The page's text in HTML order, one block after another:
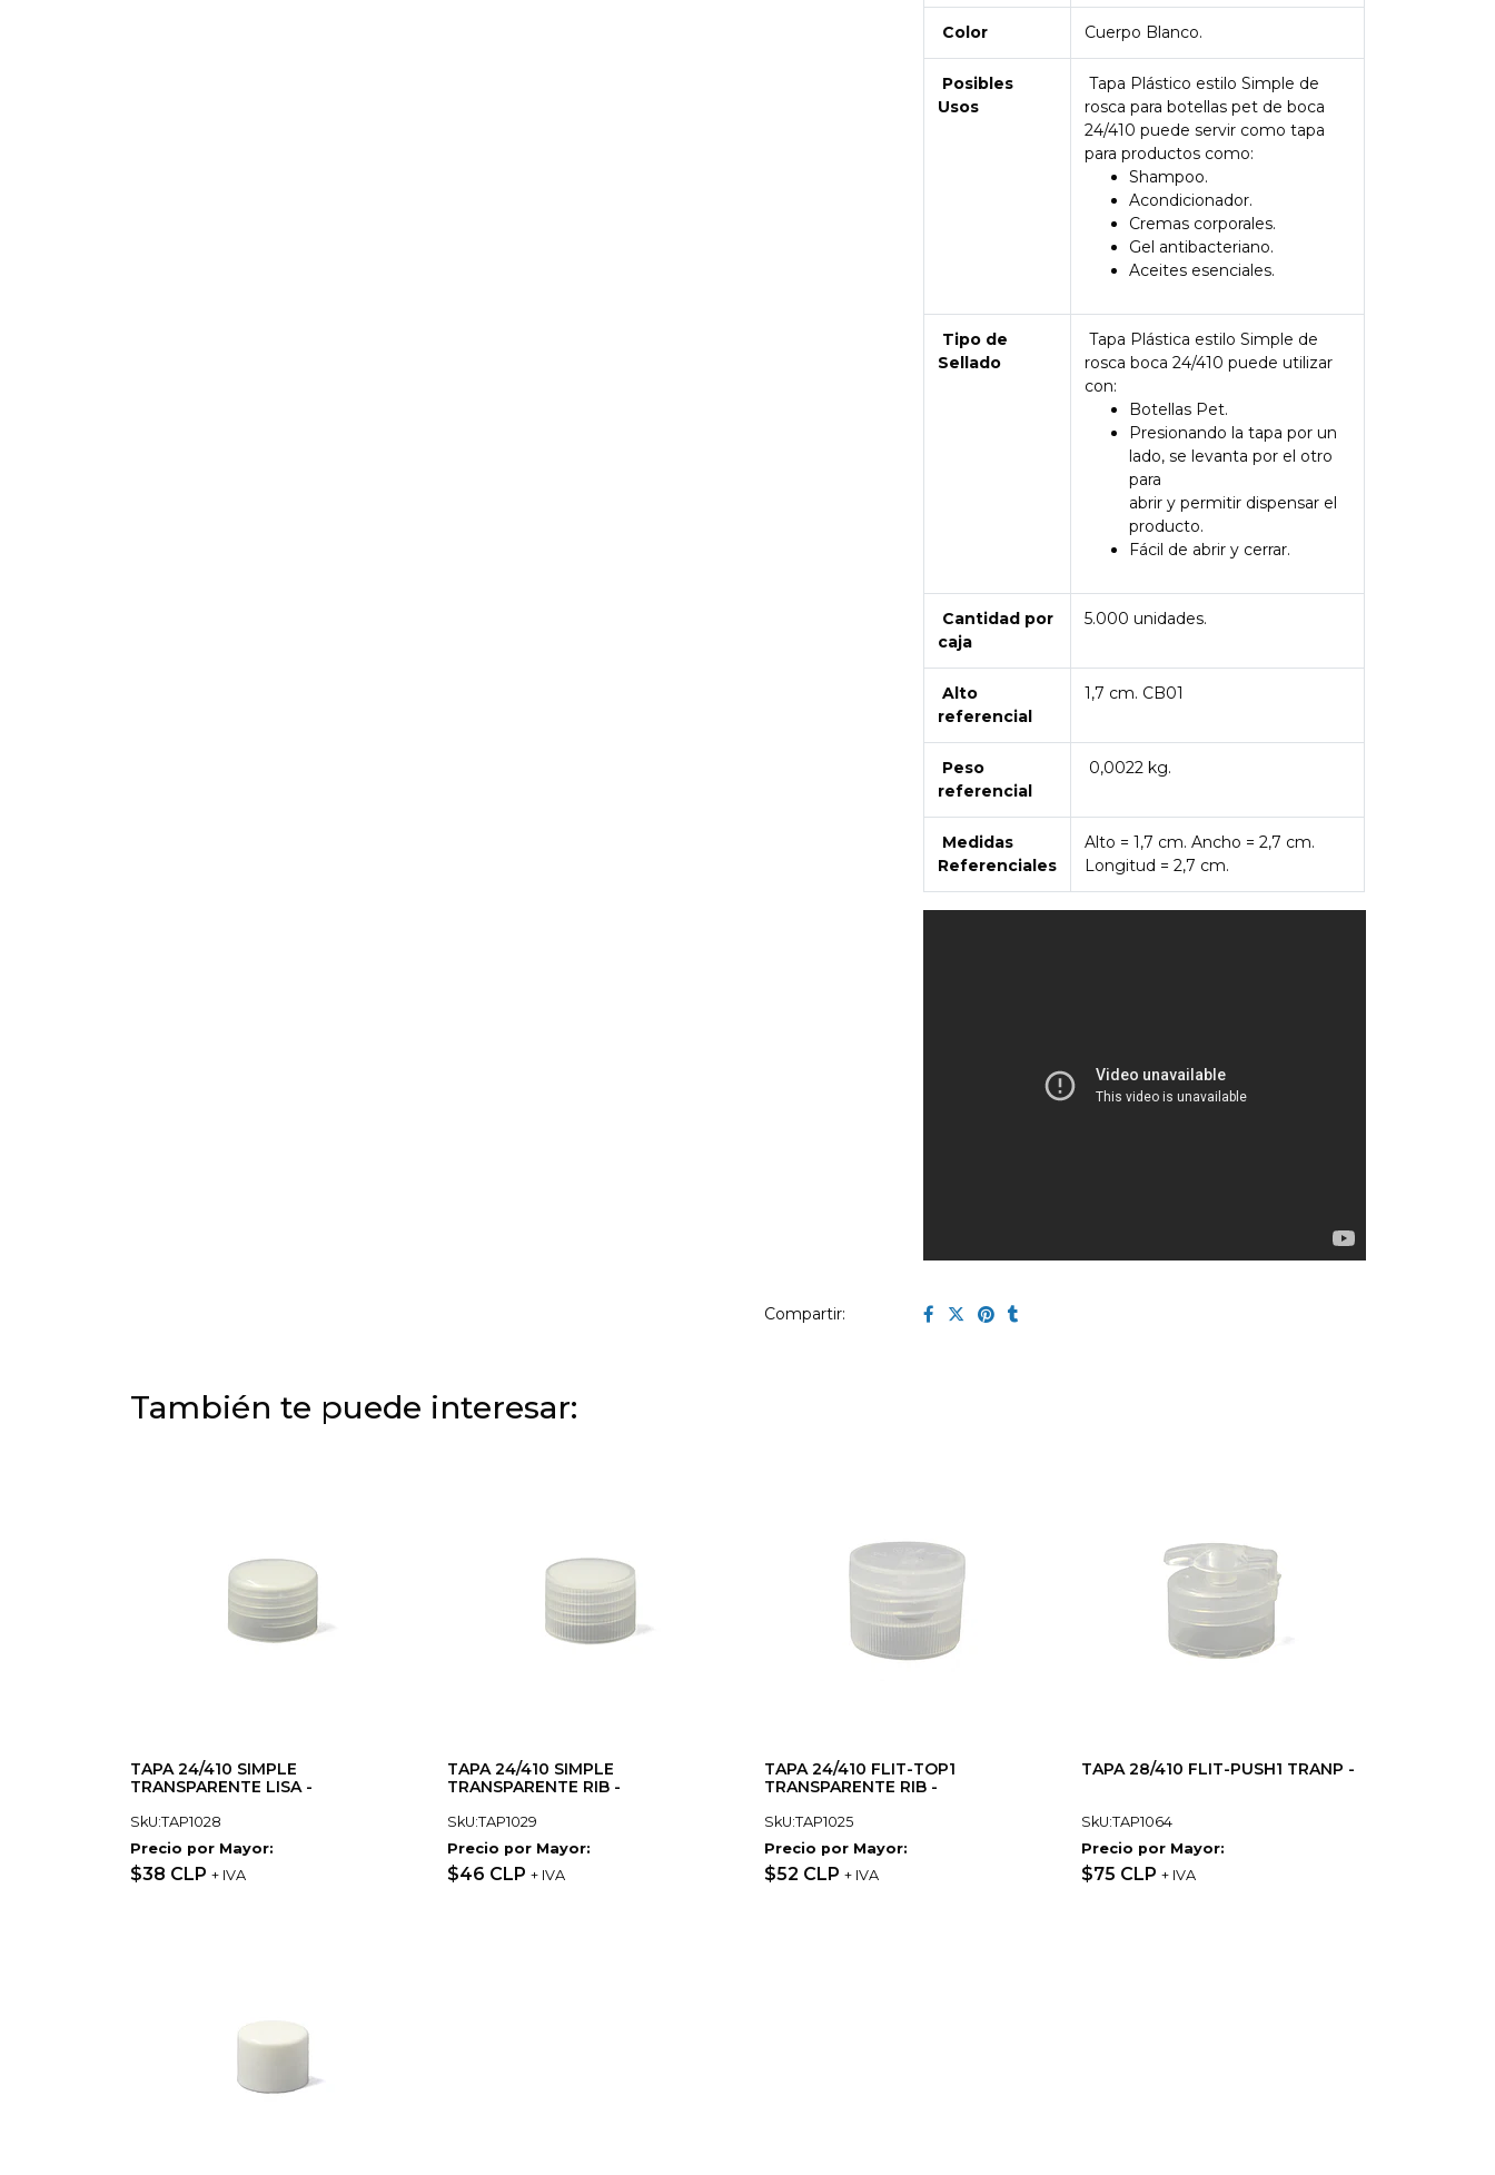
Color Cuerpo Blanco.
Posibles
Usos
Tapa Plástico estilo Simple de
rosca para botellas pet de boca
24/410 puede servir como tapa
para productos como:
Shampoo.
Acondicionador.
Cremas corporales.
Gel antibacteriano.
Aceites esenciales.
Tipo de
Sellado
Tapa Plástica estilo Simple de
rosca boca 24/410 puede utilizar
con:
Botellas Pet.
Presionando la tapa por un
lado, se levanta por el otro
para
abrir y permitir dispensar el
producto.
Fácil de abrir y cerrar.
Cantidad por
caja
5.000 unidades.
Alto
referencial
1,7 cm. CB01
Peso
referencial
0,0022 kg.
Medidas
Referenciales
Alto = 1,7 cm. Ancho = 2,7 cm.
Longitud = 2,7 cm.
Compartir:
También te puede interesar:
TAPA 24/410 SIMPLE
TRANSPARENTE LISA -
SkU:TAP1028
Precio por Mayor:
$38 CLP + IVA
TAPA 24/410 SIMPLE
TRANSPARENTE RIB -
SkU:TAP1029
Precio por Mayor:
$46 CLP + IVA
TAPA 24/410 FLIT-TOP1
TRANSPARENTE RIB -
SkU:TAP1025
Precio por Mayor:
$52 CLP + IVA
TAPA 28/410 FLIT-PUSH1 TRANP -
SkU:TAP1064
Precio por Mayor:
$75 CLP + IVA